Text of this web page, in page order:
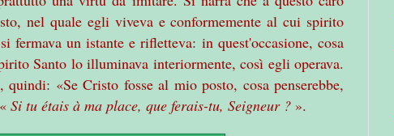
nel quale egli viveva e conformemente al cui spirito
un istante e rifletteva: in quest'occasione, cosa
Santo lo illuminava interiormente, così egli operava.
«Se Cristo fosse al mio posto, cosa penserebbe,
Si tu étais à ma place, que ferais-tu, Seigneur ? ».